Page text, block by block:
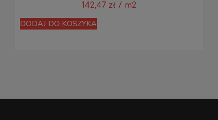
142,47 zł / m2
DODAJ DO KOSZYKA